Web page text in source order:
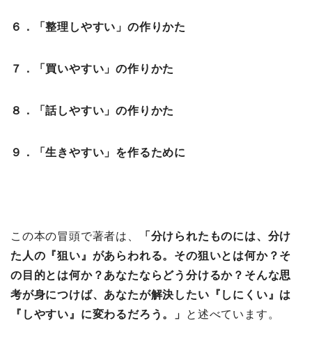
６．「整理しやすい」の作りかた
７．「買いやすい」の作りかた
８．「話しやすい」の作りかた
９．「生きやすい」を作るために
この本の冒頭で著者は、
「分けられたものには、分け
た人の『狙い』があらわれる。その狙いとは何か？そ
の目的とは何か？あなたならどう分けるか？そんな思
考が身につけば、あなたが解決したい『しにくい』は
『しやすい』に変わるだろう。」
と述べています。